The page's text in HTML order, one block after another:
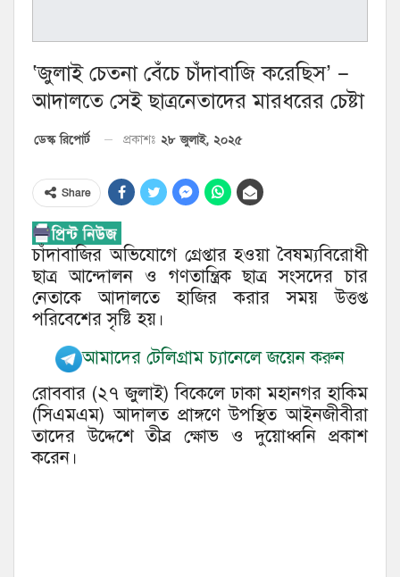
‘জুলাই চেতনা বেঁচে চাঁদাবাজি করেছিস’ –
আদালতে সেই ছাত্রনেতাদের মারধরের চেষ্টা
ডেস্ক রিপোর্ট প্রকাশঃ ২৮ জুলাই, ২০২৫
Share
চাঁদাবাজির অভিযোগে গ্রেপ্তার হওয়া বৈষম্যবিরোধী
ছাত্র আন্দোলন ও গণতান্ত্রিক ছাত্র সংসদের চার
নেতাকে আদালতে হাজির করার সময় উত্তপ্ত
পরিবেশের সৃষ্টি হয়।
আমাদের টেলিগ্রাম চ্যানেলে জয়েন করুন
রোববার (২৭ জুলাই) বিকেলে ঢাকা মহানগর হাকিম
(সিএমএম) আদালত প্রাঙ্গণে উপস্থিত আইনজীবীরা
তাদের উদ্দেশে তীব্র ক্ষোভ ও দুয়োধ্বনি প্রকাশ
করেন।